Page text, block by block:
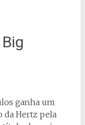
ganha um
da Hertz pela